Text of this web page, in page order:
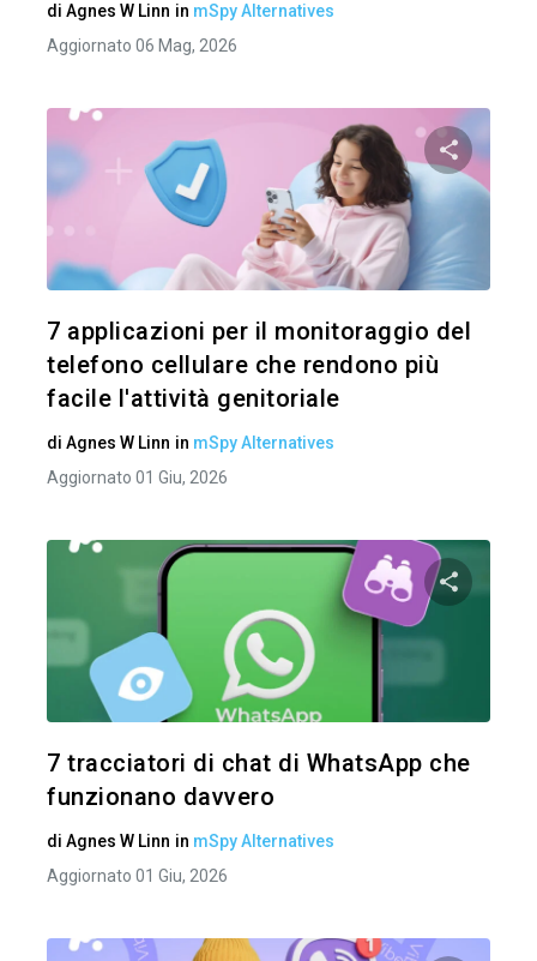
di Agnes W Linn in mSpy Alternatives
Aggiornato 06 Mag, 2026
Condividi
7 applicazioni per il monitoraggio del
telefono cellulare che rendono più
facile l'attività genitoriale
di Agnes W Linn in mSpy Alternatives
Aggiornato 01 Giu, 2026
Condividi
7 tracciatori di chat di WhatsApp che
funzionano davvero
di Agnes W Linn in mSpy Alternatives
Aggiornato 01 Giu, 2026